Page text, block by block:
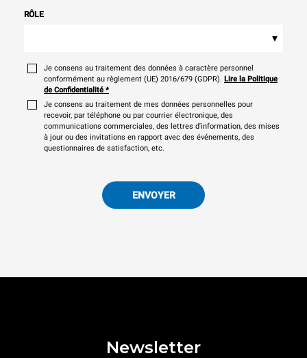
RÔLE
▾
Je consens au traitement des données à caractère personnel
conformément au règlement (UE) 2016/679 (GDPR). Lire la Politique
de Confidentialité *
Je consens au traitement de mes données personnelles pour
recevoir, par téléphone ou par courrier électronique, des
communications commerciales, des lettres d'information, des mises
à jour ou des invitations en rapport avec des événements, des
questionnaires de satisfaction, etc.
ENVOYER
Newsletter